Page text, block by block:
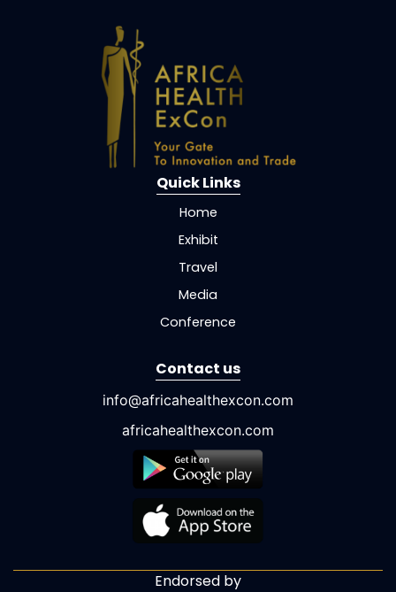
Quick Links
Home
Exhibit
Travel
Media
Conference
Contact us
info@africahealthexcon.com
africahealthexcon.com
Endorsed by